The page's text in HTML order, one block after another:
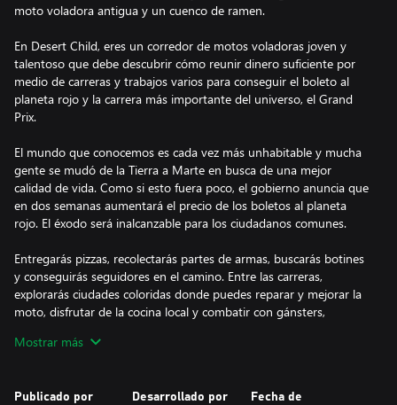
moto voladora antigua y un cuenco de ramen.
En Desert Child, eres un corredor de motos voladoras joven y
talentoso que debe descubrir cómo reunir dinero suficiente por
medio de carreras y trabajos varios para conseguir el boleto al
planeta rojo y la carrera más importante del universo, el Grand
Prix.
El mundo que conocemos es cada vez más unhabitable y mucha
gente se mudó de la Tierra a Marte en busca de una mejor
calidad de vida. Como si esto fuera poco, el gobierno anuncia que
en dos semanas aumentará el precio de los boletos al planeta
rojo. El éxodo será inalcanzable para los ciudadanos comunes.
Entregarás pizzas, recolectarás partes de armas, buscarás botines
y conseguirás seguidores en el camino. Entre las carreras,
explorarás ciudades coloridas donde puedes reparar y mejorar la
moto, disfrutar de la cocina local y combatir con gánsters,
y que la moto funcione!
Mostrar más
Publicado por Desarrollado por
Fecha de